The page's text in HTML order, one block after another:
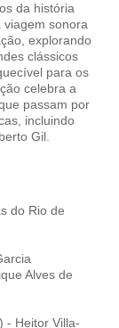
da história
viagem sonora
explorando
clássicos
para os
celebra a
passam por
incluindo
Gil.
do Rio de
Alves de
- Heitor Villa-